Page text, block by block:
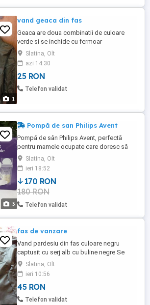
1
vand geaca din fas
Geaca are doua combinatii de culoare
verde si se inchide cu fermoar
Slatina, Olt
azi 14:30
25 RON
Telefon validat
3
Pompă de san Philips Avent
Pompă de sân Philips Avent, perfectă
pentru mamele ocupate care doresc să
extragă laptele matern cu ușurință. Oferă o
soluție eficientă și comodă pentru
hrănirea bebelușului. Este nouă, nu a fost
folosită niciodată. Garanție până
14.11.2027.
Slatina, Olt
ieri 18:52
170 RON
180 RON
Telefon validat
fas de vanzare
Vand pardesiu din fas culoare negru
captusit cu serj alb cu buline negre Se
inchide cu fermoar cat si cu scai, iar in
talie are cordon
Slatina, Olt
ieri 10:56
45 RON
Telefon validat